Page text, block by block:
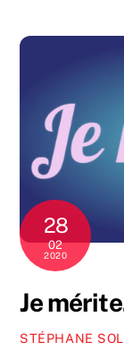
28
02
2020
Je
STÉPHANE